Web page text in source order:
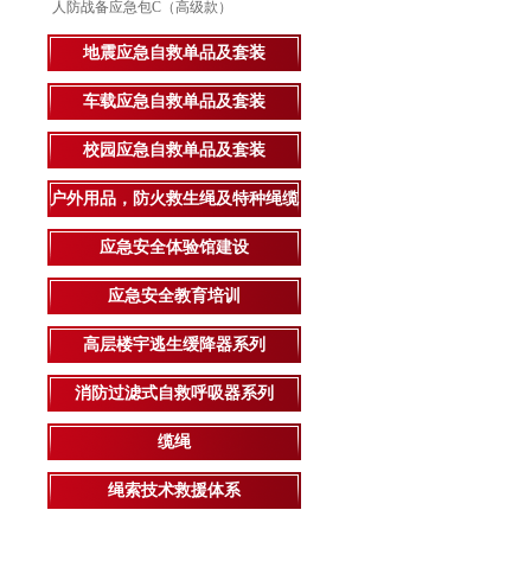
人防战备应急包C（高级款）
地震应急自救单品及套装
车载应急自救单品及套装
校园应急自救单品及套装
户外用品，防火救生绳及特种绳缆
应急安全体验馆建设
应急安全教育培训
高层楼宇逃生缓降器系列
消防过滤式自救呼吸器系列
缆绳
绳索技术救援体系